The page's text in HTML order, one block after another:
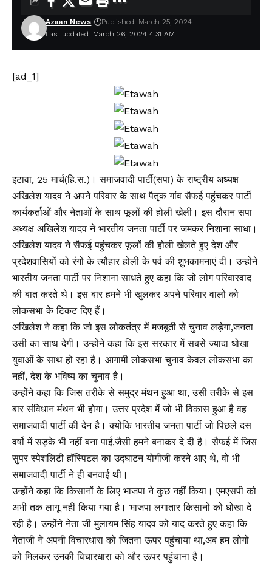
Last updated: March 26, 2024 4:31 AM
Azaan News Published: March 25, 2024
[ad_1]
इटावा, 25 मार्च(हि.स.)। समाजवादी पार्टी(सपा) के राष्ट्रीय अध्यक्ष
अखिलेश यादव ने अपने परिवार के साथ पैतृक गांव सैफई पहुंचकर पार्टी
कार्यकर्ताओं और नेताओं के साथ फूलों की होली खेली। इस दौरान सपा
अध्यक्ष अखिलेश यादव ने भारतीय जनता पार्टी पर जमकर निशाना साधा।
अखिलेश यादव ने सैफई पहुंचकर फूलों की होली खेलते हुए देश और
प्रदेशवासियों को रंगों के त्यौहार होली के पर्व की शुभकामनाएं दी। उन्होंने
भारतीय जनता पार्टी पर निशाना साधते हुए कहा कि जो लोग परिवारवाद
की बात करते थे। इस बार हमने भी खुलकर अपने परिवार वालों को
लोकसभा के टिकट दिए हैं।
अखिलेश ने कहा कि जो इस लोकतंत्र में मजबूती से चुनाव लड़ेगा,जनता
उसी का साथ देगी। उन्होंने कहा कि इस सरकार में सबसे ज्यादा धोखा
युवाओं के साथ हो रहा है। आगामी लोकसभा चुनाव केवल लोकसभा का
नहीं, देश के भविष्य का चुनाव है।
उन्होंने कहा कि जिस तरीके से समुद्र मंथन हुआ था, उसी तरीके से इस
बार संविधान मंथन भी होगा। उत्तर प्रदेश में जो भी विकास हुआ है वह
समाजवादी पार्टी की देन है। क्योंकि भारतीय जनता पार्टी जो पिछले दस
वर्षो में सड़के भी नहीं बना पाई,जैसी हमने बनाकर दे दी है। सैफई में जिस
सुपर स्पेशलिटी हॉस्पिटल का उद्घाटन योगीजी करने आए थे, वो भी
समाजवादी पार्टी ने ही बनवाई थी।
उन्होंने कहा कि किसानों के लिए भाजपा ने कुछ नहीं किया। एमएसपी को
अभी तक लागू नहीं किया गया है। भाजपा लगातार किसानों को धोखा दे
रही है। उन्होंने नेता जी मुलायम सिंह यादव को याद करते हुए कहा कि
नेताजी ने अपनी विचारधारा को जितना ऊपर पहुंचाया था,अब हम लोगों
को मिलकर उनकी विचारधारा को और ऊपर पहुंचाना है।